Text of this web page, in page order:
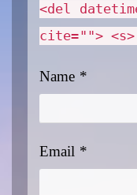
<del
cite="">
Name *
Email *